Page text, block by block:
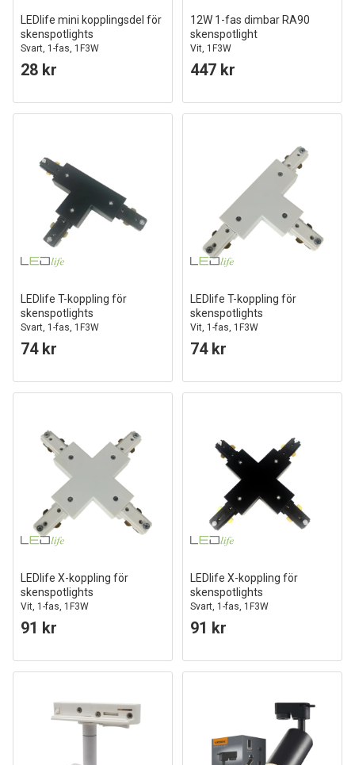
LEDlife mini kopplingsdel för
skenspotlights
Svart, 1-fas, 1F3W
28 kr
12W 1-fas dimbar RA90
skenspotlight
Vit, 1F3W
447 kr
LEDlife T-koppling för
skenspotlights
Svart, 1-fas, 1F3W
74 kr
LEDlife T-koppling för
skenspotlights
Vit, 1-fas, 1F3W
74 kr
LEDlife X-koppling för
skenspotlights
Vit, 1-fas, 1F3W
91 kr
LEDlife X-koppling för
skenspotlights
Svart, 1-fas, 1F3W
91 kr